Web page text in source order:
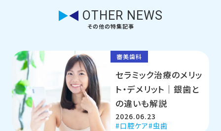
OTHER NEWS
その他の特集記事
審美歯科
セラミック治療のメリッ
ト・デメリット｜銀歯と
の違いも解説
2026.06.23
口腔ケア 虫歯